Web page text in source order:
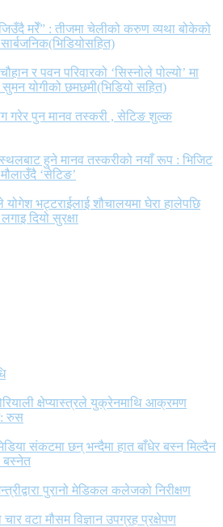
मरेँ” : तीजमा चेलीको करुण व्यथा बोकेको
र पवन परिवारको ‘सिस्नोले पोल्यो’ मा
सुमन योगीको छमछमी(भिडियो सहित)
गरेर पुन मानव तस्करी , सेटिङ शुल्क
हुने मानव तस्करीको नयाँ रूप : भिजिट
‘सेटिङ’
भट्टराईलाई शौचालयमा घेरा हालेपछि
दियो सुरक्षा
क्षेप्यास्त्रले युक्रेनमाथि आक्रमण
रुस
संकटमा छन् भन्दैमा हात बाँधेर बस्न मिल्दैन
बस्नेत
पुरानो मेडिकल कलेजको निरीक्षण
चार वटा मौसम विज्ञान उपग्रह प्रक्षेपण